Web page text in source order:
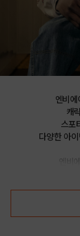
엔비
캐
스포
다양한 아